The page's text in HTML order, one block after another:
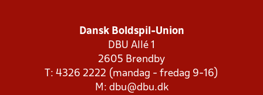
Dansk Boldspil-Union
DBU Allé 1
2605 Brøndby
T: 4326 2222 (mandag - fredag 9-16)
M: dbu@dbu.dk